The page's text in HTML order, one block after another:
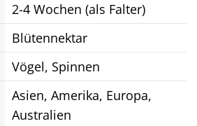
2-4 Wochen (als Falter)
Blütennektar
Vögel, Spinnen
Asien, Amerika, Europa,
Australien